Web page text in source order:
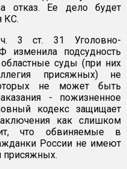
отказ. Ее дело будет
КС.
3 ст. 31 Уголовно-
изменила подсудность
суды (при них
присяжных) не
не может быть
- пожизненное
кодекс защищает
как слишком
что обвиняемые в
России не имеют
присяжных.